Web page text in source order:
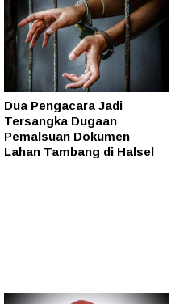
Dua Pengacara Jadi
Tersangka Dugaan
Pemalsuan Dokumen
Lahan Tambang di Halsel